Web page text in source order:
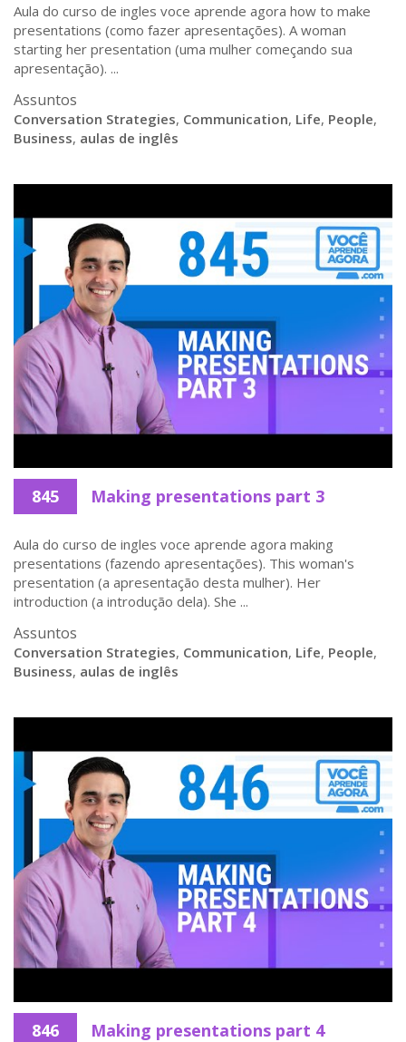
Aula do curso de ingles voce aprende agora how to make
presentations (como fazer apresentações). A woman
starting her presentation (uma mulher começando sua
apresentação). ...
Assuntos
Conversation Strategies, Communication, Life, People,
Business, aulas de inglês
845 Making presentations part 3
Aula do curso de ingles voce aprende agora making
presentations (fazendo apresentações). This woman's
presentation (a apresentação desta mulher). Her
introduction (a introdução dela). She ...
Assuntos
Conversation Strategies, Communication, Life, People,
Business, aulas de inglês
846 Making presentations part 4